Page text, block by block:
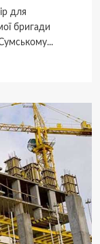
для
бригади